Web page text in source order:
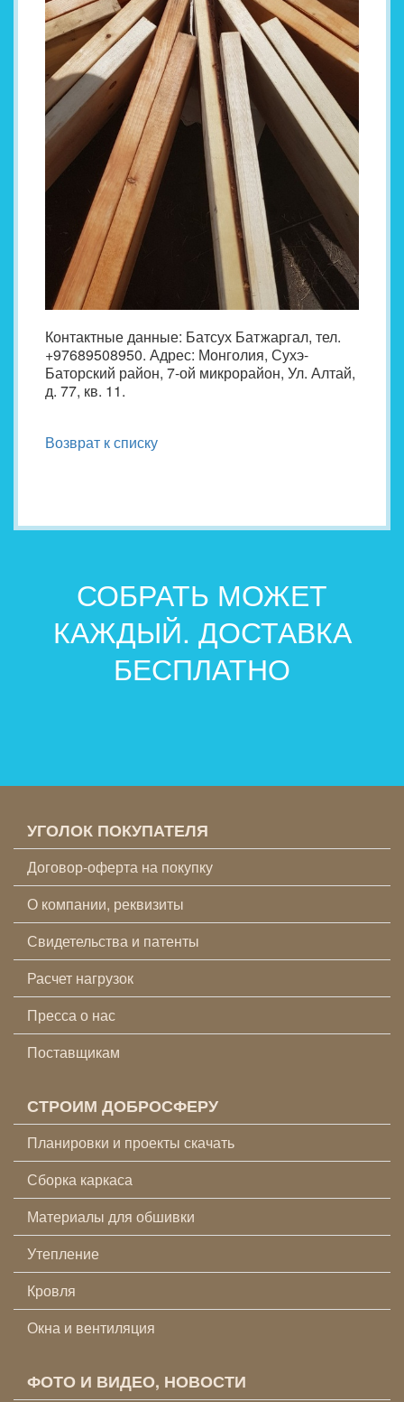
Контактные данные: Батсух Батжаргал, тел.
+97689508950. Адрес: Монголия, Сухэ-
Баторский район, 7-ой микрорайон, Ул. Алтай,
д. 77, кв. 11.
Возврат к списку
СОБРАТЬ МОЖЕТ
КАЖДЫЙ. ДОСТАВКА
БЕСПЛАТНО
УГОЛОК ПОКУПАТЕЛЯ
Договор-оферта на покупку
О компании, реквизиты
Свидетельства и патенты
Расчет нагрузок
Пресса о нас
Поставщикам
СТРОИМ ДОБРОСФЕРУ
Планировки и проекты скачать
Сборка каркаса
Материалы для обшивки
Утепление
Кровля
Окна и вентиляция
ФОТО И ВИДЕО, НОВОСТИ